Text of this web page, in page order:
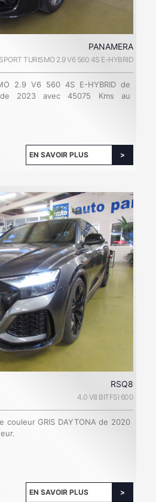
PANAMERA
SPORT TURISMO 2.9 V6 560 4S E-HYBRID
2.9 V6 560 4S E-HYBRID de
de 2023 avec 45075 Kms au
EN SAVOIR PLUS
RSQ8
4.0 V8 BITFSI 600
couleur GRIS DAYTONA de 2020
EN SAVOIR PLUS